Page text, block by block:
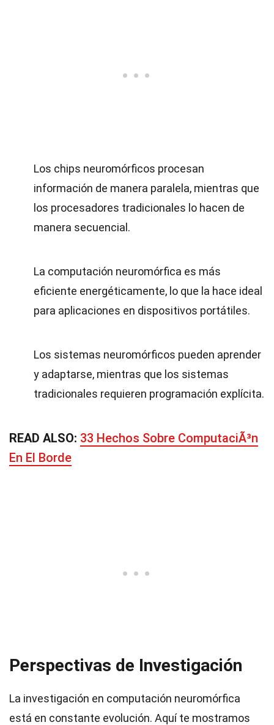
Los chips neuromórficos procesan
información de manera paralela, mientras que
los procesadores tradicionales lo hacen de
manera secuencial.
La computación neuromórfica es más
eficiente energéticamente, lo que la hace ideal
para aplicaciones en dispositivos portátiles.
Los sistemas neuromórficos pueden aprender
y adaptarse, mientras que los sistemas
tradicionales requieren programación explícita.
READ ALSO: 33 Hechos Sobre ComputaciÃ³n
En El Borde
Perspectivas de Investigación
La investigación en computación neuromórfica
está en constante evolución. Aquí te mostramos